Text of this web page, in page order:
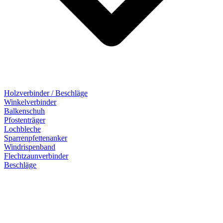
Holzverbinder / Beschläge
Winkelverbinder
Balkenschuh
Pfostenträger
Lochbleche
Sparrenpfettenanker
Windrispenband
Flechtzaunverbinder
Beschläge